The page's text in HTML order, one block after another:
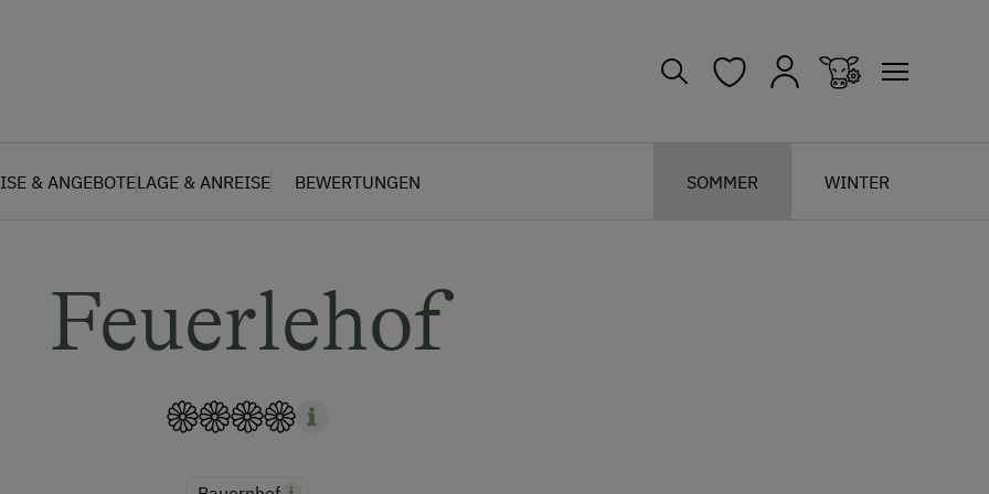
& ANGEBOTELAGE & ANREISE BEWERTUNGEN SOMMER WINTER
Feuerlehof